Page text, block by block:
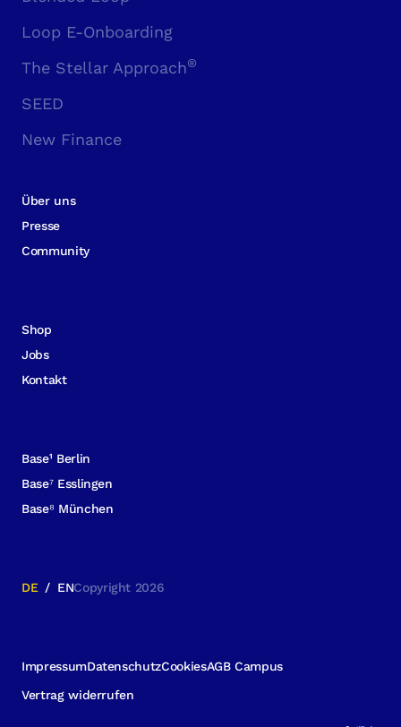
Loop E-Onboarding
The Stellar Approach®
SEED
New Finance
Über uns
Presse
Community
Shop
Jobs
Kontakt
Base¹ Berlin
Base⁷ Esslingen
Base⁸ München
DE / ENCopyright 2026
ImpressumDatenschutzCookiesAGB Campus
Vertrag widerrufen